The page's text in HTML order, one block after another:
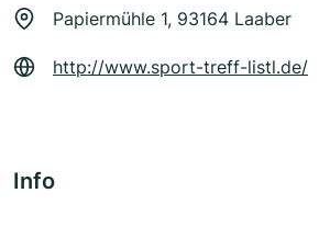
Papiermühle 1, 93164 Laaber
http://www.sport-treff-listl.de/
Info